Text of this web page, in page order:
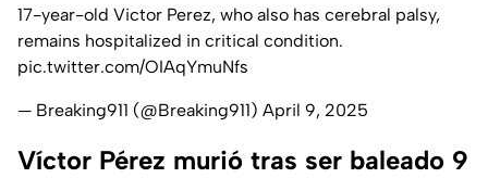
17-year-old Victor Perez, who also has cerebral palsy,
remains hospitalized in critical condition.
pic.twitter.com/OIAqYmuNfs
— Breaking911 (@Breaking911) April 9, 2025
Víctor Pérez murió tras ser baleado 9